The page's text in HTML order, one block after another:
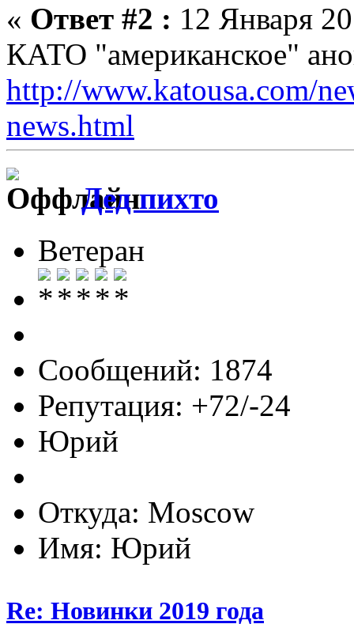
« Ответ #2 : 12 Января
КАТО "американское"
http://www.katousa.com/
news.html
Дед пихто
Ветеран
Сообщений: 1874
Репутация: +72/-24
Юрий
Откуда: Moscow
Имя: Юрий
Re: Новинки 2019 года